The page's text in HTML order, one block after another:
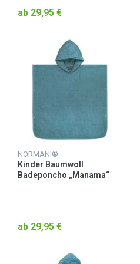
ab 29,95 €
NORMANI®
Kinder Baumwoll
Badeponcho „Manama“
ab 29,95 €